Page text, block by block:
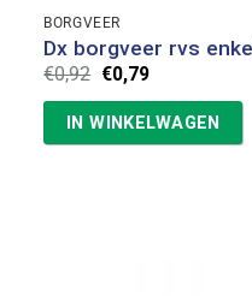
BORGVEER
Dx borgveer rvs
€0,92 Oorspronkelijke
prijs
was:
€0,92.
€0,79Huidige
is:
€0,79.
IN WINKELWAGEN